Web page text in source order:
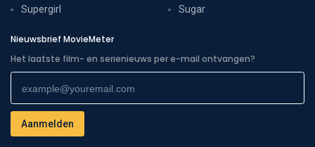
Supergirl
Sugar
Nieuwsbrief MovieMeter
Het laatste film- en serienieuws per e-mail ontvangen?